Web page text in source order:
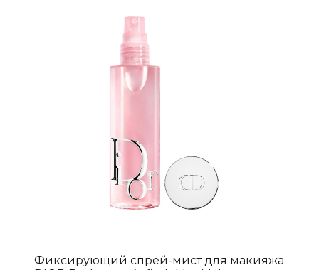
Фиксирующий спрей-мист для макияжа